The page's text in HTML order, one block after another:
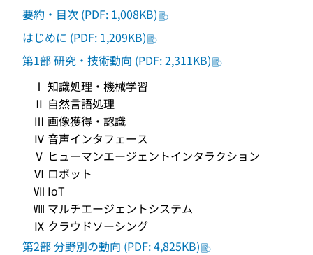
要約・目次 (PDF: 1,008KB)
はじめに (PDF: 1,209KB)
第1部 研究・技術動向 (PDF: 2,311KB)
Ⅰ 知識処理・機械学習
Ⅱ 自然言語処理
Ⅲ 画像獲得・認識
Ⅳ 音声インタフェース
Ⅴ ヒューマンエージェントインタラクション
Ⅵ ロボット
Ⅶ IoT
Ⅷ マルチエージェントシステム
Ⅸ クラウドソーシング
第2部 分野別の動向 (PDF: 4,825KB)